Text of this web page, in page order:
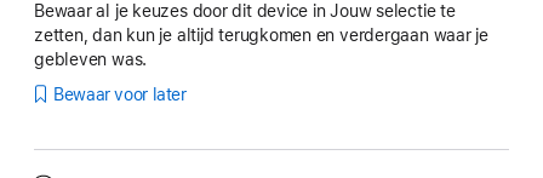
Bewaar al je keuzes door dit device in Jouw selectie te
zetten, dan kun je altijd terugkomen en verdergaan waar je
gebleven was.
Bewaar voor later